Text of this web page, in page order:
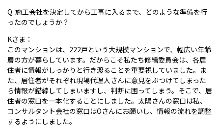
Q. 施工会社を決定してから工事に入るまで、どのような準備を行
ったのでしょうか？
Kさま：
このマンションは、222戸という大規模マンションで、幅広い年齢
層の方が暮らしています。だからこそ私たち修繕委員会は、各居
住者に情報がしっかりと行き渡ることを重要視していました。ま
た、居住者がそれぞれ現場代理人さんに意見をぶつけてしまった
ら情報が錯綜してしまいますし、判断に困ってしまう。そこで、居
住者の窓口を一本化することにしました。太陽さんの窓口は私、
コンサルタント会社の窓口はOさんにお願いし、情報の流れを調整
するようにしました。